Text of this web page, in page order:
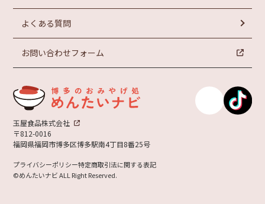
よくある質問
お問い合わせフォーム
玉屋食品株式会社
〒812-0016
福岡県福岡市博多区博多駅南4丁目8番25号
プライバシーポリシー特定商取引法に関する表記
©めんたいナビ ALL Right Reserved.